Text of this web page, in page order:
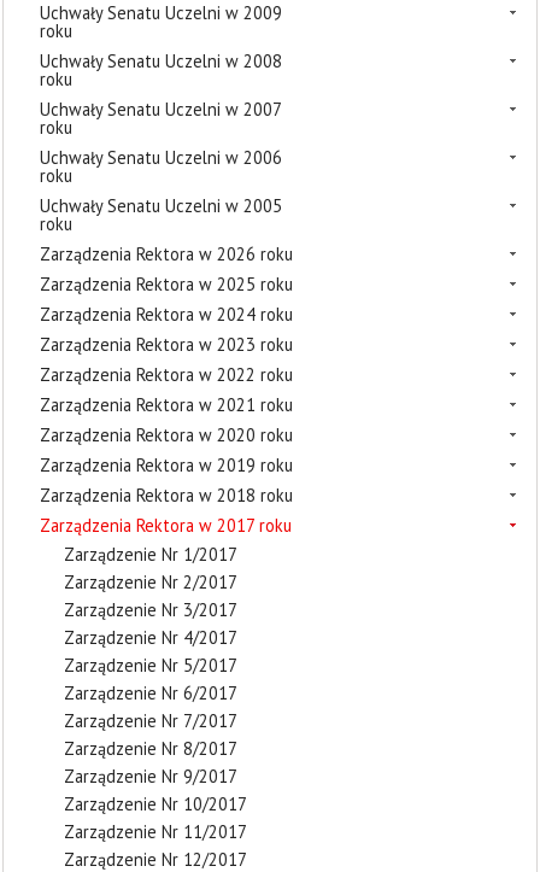
Uchwały Senatu Uczelni w 2009
roku
Uchwały Senatu Uczelni w 2008
roku
Uchwały Senatu Uczelni w 2007
roku
Uchwały Senatu Uczelni w 2006
roku
Uchwały Senatu Uczelni w 2005
roku
Zarządzenia Rektora w 2026 roku
Zarządzenia Rektora w 2025 roku
Zarządzenia Rektora w 2024 roku
Zarządzenia Rektora w 2023 roku
Zarządzenia Rektora w 2022 roku
Zarządzenia Rektora w 2021 roku
Zarządzenia Rektora w 2020 roku
Zarządzenia Rektora w 2019 roku
Zarządzenia Rektora w 2018 roku
Zarządzenia Rektora w 2017 roku
Zarządzenie Nr 1/2017
Zarządzenie Nr 2/2017
Zarządzenie Nr 3/2017
Zarządzenie Nr 4/2017
Zarządzenie Nr 5/2017
Zarządzenie Nr 6/2017
Zarządzenie Nr 7/2017
Zarządzenie Nr 8/2017
Zarządzenie Nr 9/2017
Zarządzenie Nr 10/2017
Zarządzenie Nr 11/2017
Zarządzenie Nr 12/2017